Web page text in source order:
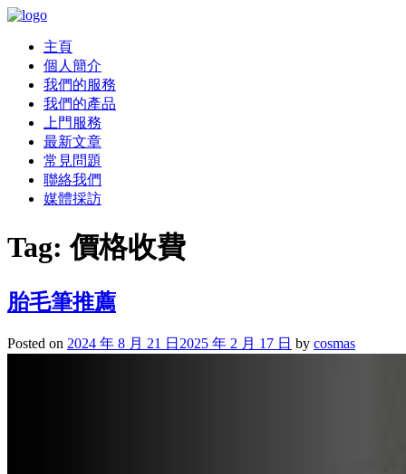
主頁
個人簡介
我們的服務
我們的產品
上門服務
最新文章
常見問題
聯絡我們
媒體採訪
Tag:價格收費
胎毛筆推薦
Posted on 2024 年 8 月 21 日 2025 年 2 月 17 日 by cosmas